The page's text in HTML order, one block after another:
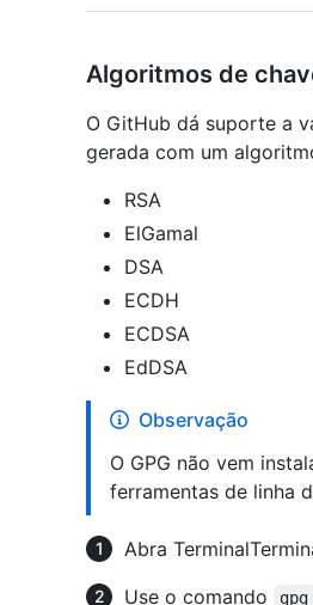
Algoritmos de
O GitHub dá suporte a
gerada com um
RSA
ElGamal
DSA
ECDH
ECDSA
EdDSA
Observação
O GPG não vem
ferramentas de linha
Abra Terminal
Use o comando